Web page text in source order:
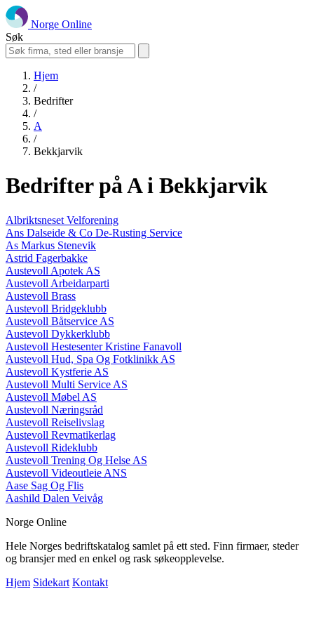
Norge Online
Søk
Hjem
/
Bedrifter
/
A
/
Bekkjarvik
Bedrifter på A i Bekkjarvik
Albriktsneset Velforening
Ans Dalseide & Co De-Rusting Service
As Markus Stenevik
Astrid Fagerbakke
Austevoll Apotek AS
Austevoll Arbeidarparti
Austevoll Brass
Austevoll Bridgeklubb
Austevoll Båtservice AS
Austevoll Dykkerklubb
Austevoll Hestesenter Kristine Fanavoll
Austevoll Hud, Spa Og Fotklinikk AS
Austevoll Kystferie AS
Austevoll Multi Service AS
Austevoll Møbel AS
Austevoll Næringsråd
Austevoll Reiselivslag
Austevoll Revmatikerlag
Austevoll Rideklubb
Austevoll Trening Og Helse AS
Austevoll Videoutleie ANS
Aase Sag Og Flis
Aashild Dalen Veivåg
Norge Online
Hele Norges bedriftskatalog samlet på ett sted. Finn firmaer, steder
og bransjer med en enkel og rask søkeopplevelse.
Hjem Sidekart Kontakt